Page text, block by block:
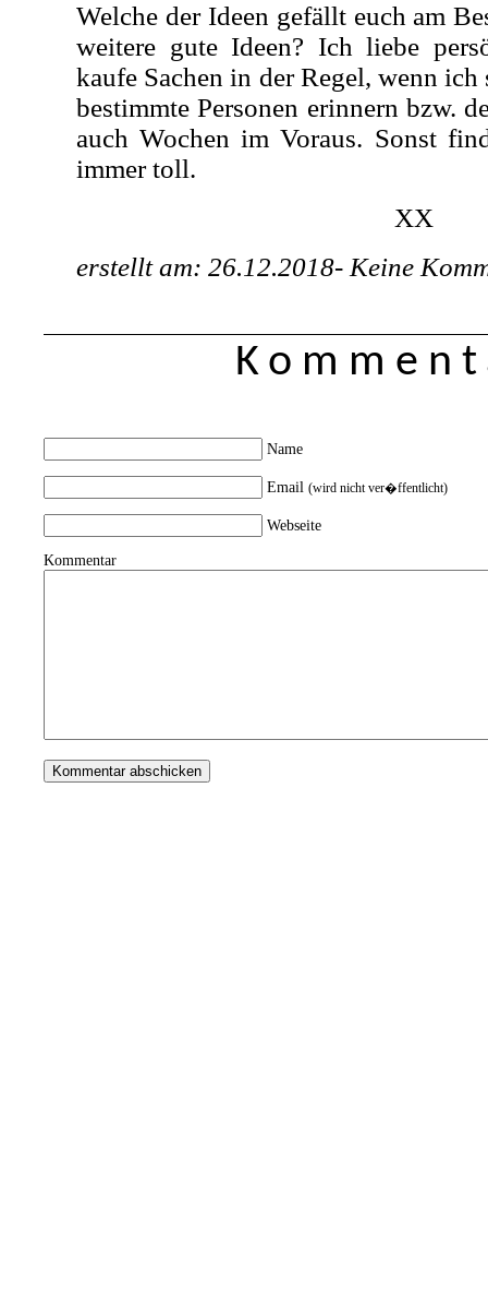
Welche der Ideen gefällt euch am
weitere gute Ideen? Ich liebe
kaufe Sachen in der Regel, wenn ich
bestimmte Personen erinnern bzw.
auch Wochen im Voraus. Sonst
immer toll.
XX
erstellt am: 26.12.2018- Keine
Name
Email (wird nicht ver�ffentlicht)
Webseite
Kommentar